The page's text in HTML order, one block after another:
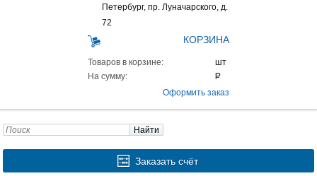
Петербург, пр. Луначарского, д.
72
КОРЗИНА
Товаров в корзине:
На сумму:
Оформить заказ
Найти
Заказать счёт